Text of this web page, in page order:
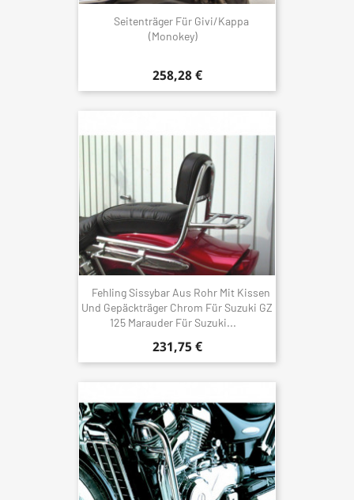
Seitenträger Für Givi/Kappa
(Monokey)
258,28 €
Fehling Sissybar Aus Rohr Mit Kissen
Und Gepäckträger Chrom Für Suzuki GZ
125 Marauder Für Suzuki...
231,75 €